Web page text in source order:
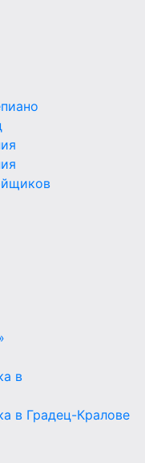
в
в Градец-Кралове